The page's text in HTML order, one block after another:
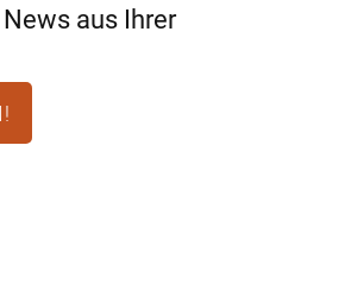
aus Ihrer